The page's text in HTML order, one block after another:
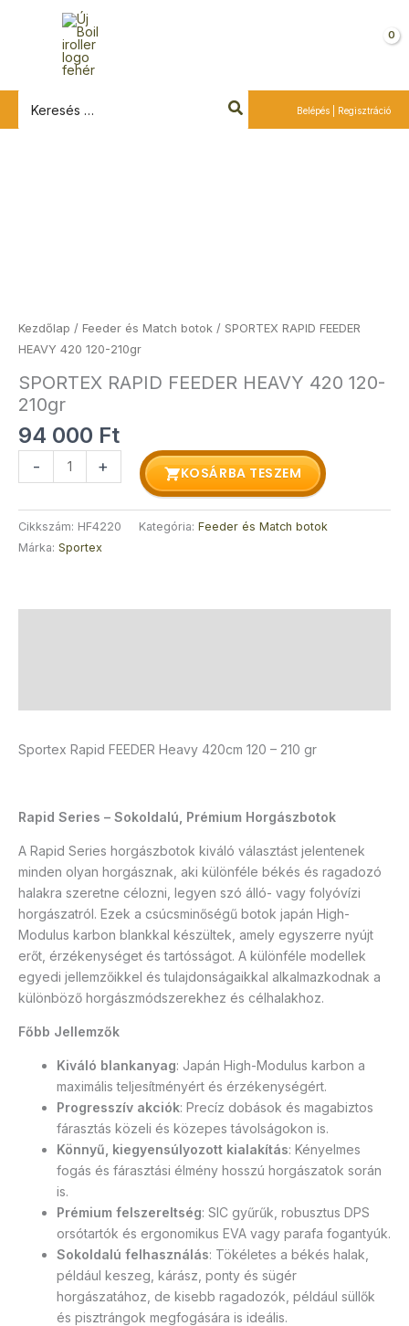
for:
Belépés | Regisztráció
Kezdőlap / Feeder és Match botok / SPORTEX RAPID FEEDER
HEAVY 420 120-210gr
SPORTEX RAPID FEEDER HEAVY 420 120-
210gr
94 000 Ft
-
mennyiség
+ KOSÁRBA TESZEM
Cikkszám: HF4220 Kategória: Feeder és Match botok
Márka: Sportex
Sportex Rapid FEEDER Heavy 420cm 120 – 210 gr
Rapid Series – Sokoldalú, Prémium Horgászbotok
A Rapid Series horgászbotok kiváló választást jelentenek
minden olyan horgásznak, aki különféle békés és ragadozó
halakra szeretne célozni, legyen szó álló- vagy folyóvízi
horgászatról. Ezek a csúcsminőségű botok japán High-
Modulus karbon blankkal készültek, amely egyszerre nyújt
erőt, érzékenységet és tartósságot. A különféle modellek
egyedi jellemzőikkel és tulajdonságaikkal alkalmazkodnak a
különböző horgászmódszerekhez és célhalakhoz.
Főbb Jellemzők
Kiváló blankanyag: Japán High-Modulus karbon a
maximális teljesítményért és érzékenységért.
Progresszív akciók: Precíz dobások és magabiztos
fárasztás közeli és közepes távolságokon is.
Könnyű, kiegyensúlyozott kialakítás: Kényelmes
fogás és fárasztási élmény hosszú horgászatok során
is.
Prémium felszereltség: SIC gyűrűk, robusztus DPS
orsótartók és ergonomikus EVA vagy parafa fogantyúk.
Sokoldalú felhasználás: Tökéletes a békés halak,
például keszeg, kárász, ponty és sügér
horgászatához, de kisebb ragadozók, például süllők
és pisztrángok megfogására is ideális.